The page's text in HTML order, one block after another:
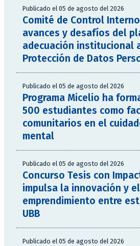
Publicado el 05 de agosto del 2026
Comité de Control
avances y desafíos del
adecuación institucional
Protección de Datos
Publicado el 05 de agosto del 2026
Programa Micelio ha
500 estudiantes como
comunitarios en el
mental
Publicado el 05 de agosto del 2026
Concurso Tesis con
impulsa la innovación y el
emprendimiento entre
UBB
Publicado el 05 de agosto del 2026